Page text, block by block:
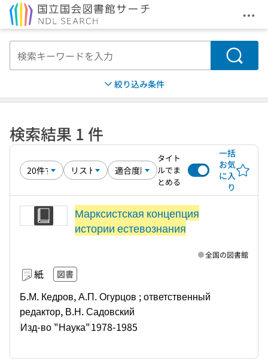
メ
検索
絞り込み条件
検索結果 1 件
タイト
ルでま
とめる
一括
お気
に入
り
Марксистская концепция
истории естевознания
紙 図書
Б.М. Кедров, А.П. Огурцов ; ответственный
редактор, В.Н. Садовский
Изд-во "Наука"1978-1985
全国の図書館